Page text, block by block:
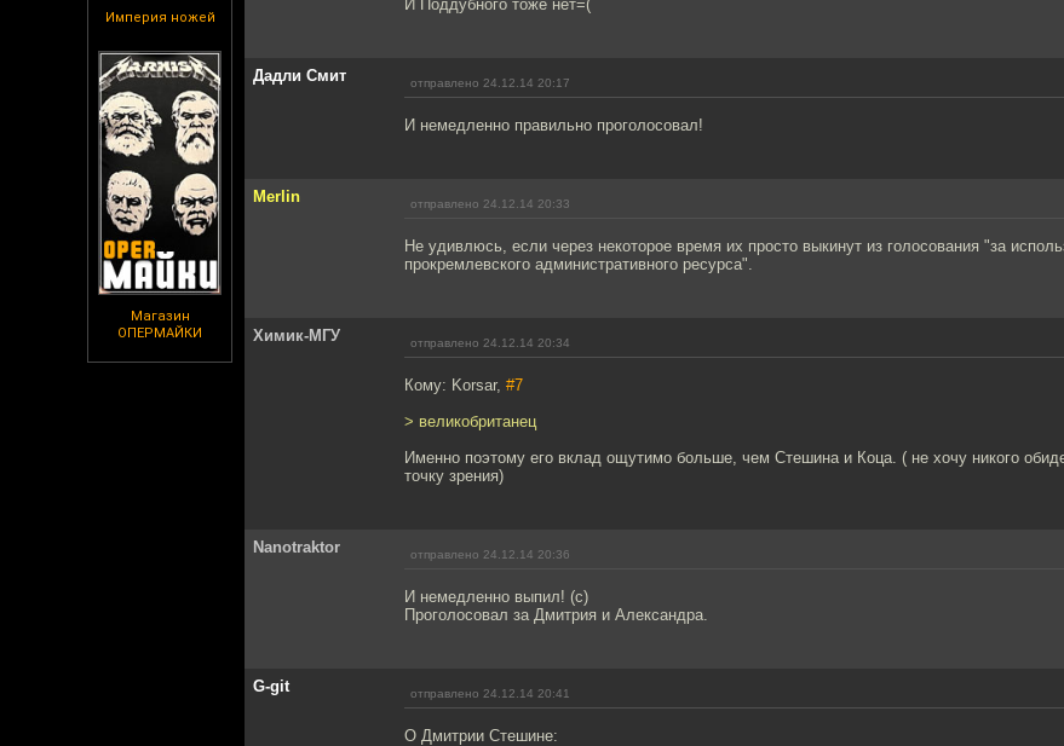
Империя ножей
Магазин
ОПЕРМАЙКИ
И Поддубного тоже нет=(
Дадли Смит отправлено 24.12.14 20:17
И немедленно правильно проголосовал!
Merlin отправлено 24.12.14 20:33
Не удивлюсь, если через некоторое время их просто выкинут из голосования "за
прокремлевского административного ресурса".
Химик-МГУ отправлено 24.12.14 20:34
Кому: Korsar, #7
> великобританец
Именно поэтому его вклад ощутимо больше, чем Стешина и Коца. ( не хочу никого
точку зрения)
Nanotraktor отправлено 24.12.14 20:36
И немедленно выпил! (с)
Проголосовал за Дмитрия и Александра.
G-git отправлено 24.12.14 20:41
О Дмитрии Стешине: